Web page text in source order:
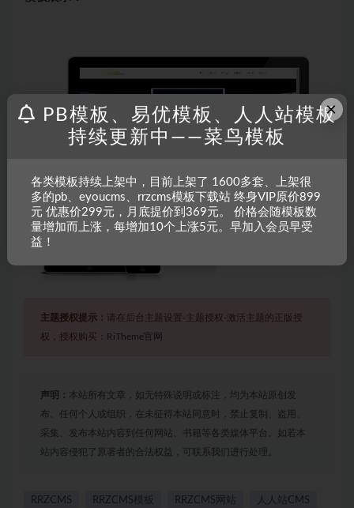
主题授权提示： 请在后台主题设置-主题授权-激活主题的正版授
权，授权购买： RiTheme官网
声明： 本站所有文章，如无特殊说明或标注，均为本站原创发
布。任何个人或组织，在未征得本站同意时，禁止复制、盗用、
采集、发布本站内容到任何网站、书籍等各类媒体平台。如若本
站内容侵犯了原著者的合法权益，可联系我们进行处理。
RRZCMS RRZCMS模板 RRZCMS网站 人人站CMS
×
PB模板、易优模板、人人站模板
持续更新中——菜鸟模板
各类模板持续上架中，目前上架了 1600多套、上架很
多的pb、eyoucms、rrzcms模板下载站 终身VIP原价899
元 优惠价299元，月底提价到369元。 价格会随模板数
量增加而上涨，每增加10个上涨5元。早加入会员早受
益！